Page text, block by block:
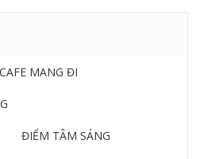
CAFE MANG ĐI
ĐIỂM TÂM SÁNG